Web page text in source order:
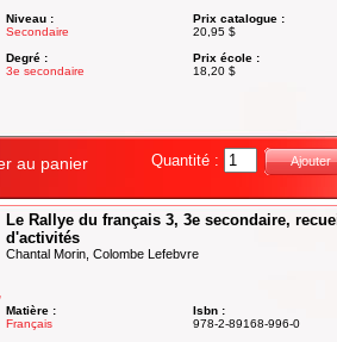
Niveau :
Secondaire
Degré :
3e secondaire
Prix catalogue :
20,95 $
Prix école :
18,20 $
au panier Quantité : Ajouter
Le Rallye du français 3, 3e secondaire,
d'activités
Chantal Morin, Colombe Lefebvre
Matière :
Français
Isbn :
978-2-89168-996-0